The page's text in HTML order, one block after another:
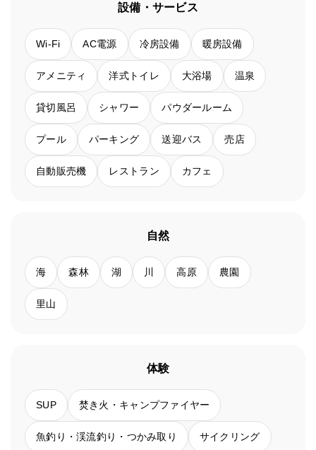
設備・サービス
Wi-Fi AC電源 冷房設備 暖房設備
アメニティ 洋式トイレ 大浴場 温泉
貸切風呂 シャワー パウダールーム
プール パーキング 送迎バス 売店
自動販売機 レストラン カフェ
自然
海 森林 湖 川 高原 農園
里山
体験
SUP 焚き火・キャンプファイヤー
魚釣り・渓流釣り・つかみ取り サイクリング